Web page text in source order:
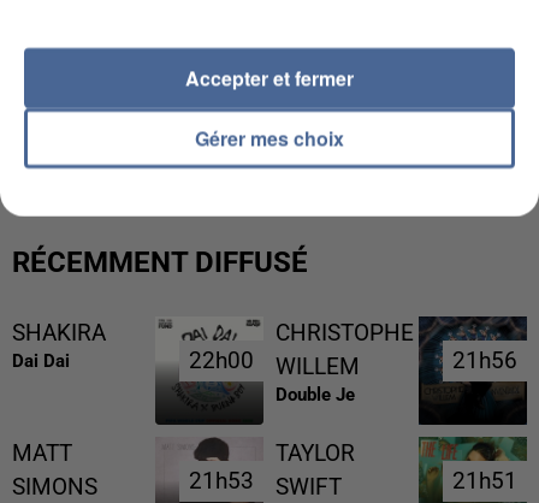
UNE TOURISTE DE L’OISE EMPORTÉE PAR UNE
COULÉE DE BOUE EN HAUTE-SAVOIE
RÉCEMMENT DIFFUSÉ
SHAKIRA
Dai Dai 22h00
22h00
CHRISTOPHE
WILLEM
Double Je
21h56
21h56
MATT
SIMONS
21h53
21h53
TAYLOR
SWIFT
21h51
21h51
Gérer mes choix
Accepter et fermer